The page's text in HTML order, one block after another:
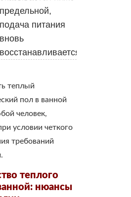
предельной,
подача питания
вновь
восстанавливается.
теплый
пол в ванной
человек,
условии четкого
требований
теплого
нюансы